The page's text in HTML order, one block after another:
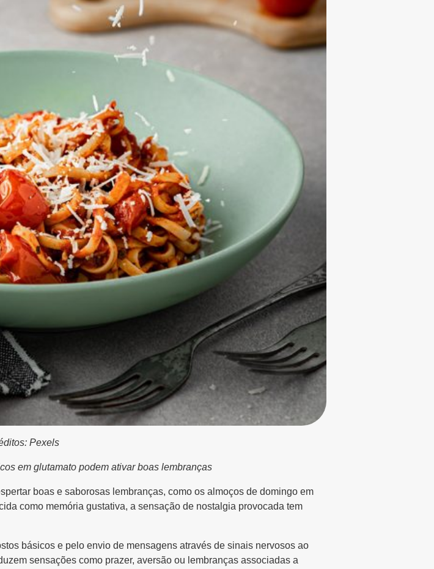
Pexels
em glutamato podem ativar boas lembranças
boas e saborosas lembranças, como os almoços de domingo em
como memória gustativa, a sensação de nostalgia provocada tem
básicos e pelo envio de mensagens através de sinais nervosos ao
sensações como prazer, aversão ou lembranças associadas a